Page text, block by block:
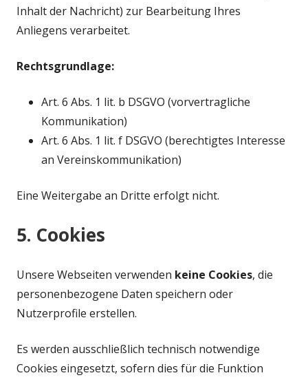
Inhalt der Nachricht) zur Bearbeitung Ihres
Anliegens verarbeitet.
Rechtsgrundlage:
Art. 6 Abs. 1 lit. b DSGVO (vorvertragliche
Kommunikation)
Art. 6 Abs. 1 lit. f DSGVO (berechtigtes Interesse
an Vereinskommunikation)
Eine Weitergabe an Dritte erfolgt nicht.
5. Cookies
Unsere Webseiten verwenden keine Cookies, die
personenbezogene Daten speichern oder
Nutzerprofile erstellen.
Es werden ausschließlich technisch notwendige
Cookies eingesetzt, sofern dies für die Funktion